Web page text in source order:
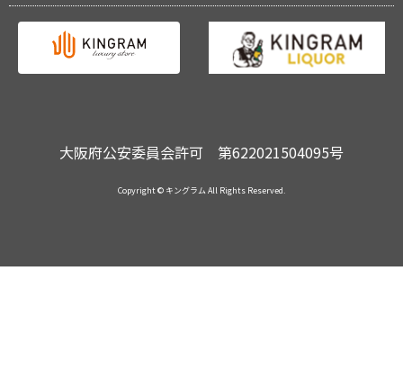
大阪府公安委員会許可 第622021504095号
Copyright © キングラム All Rights Reserved.